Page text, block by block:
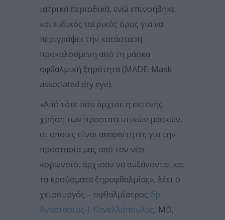
ιατρικά περιοδικά, ενώ επινοήθηκε
και ειδικός ιατρικός όρος για να
περιγράψει την κατάσταση:
προκαλούμενη από τη μάσκα
οφθαλμική ξηρότητα (MADE: Mask-
associated dry eye).
«Από τότε που άρχισε η εκτενής
χρήση των προστατευτικών μασκών,
οι οποίες είναι απαραίτητες για την
προστασία μας από τον νέο
κορωνοϊό, άρχισαν να αυξάνονται και
τα κρούσματα ξηροφθαλμίας», λέει ο
χειρουργός – οφθαλμίατρος δρ
Αναστάσιος-Ι. Κανελλόπουλος, MD,